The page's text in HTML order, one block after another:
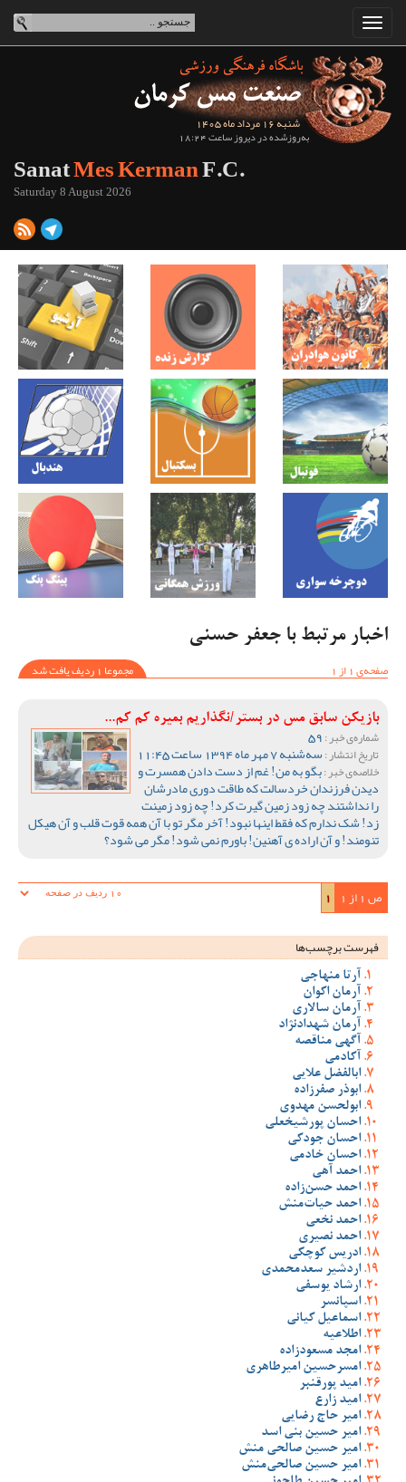
شنبه 16 مرداد ماه 1405
به‌روزشده در دیروز ساعت 18:24
SanatMes KermanF.C.
Saturday 8 August 2026
اخبار مرتبط با جعفر حسنی
صفحه‌ی 1 از 1
مجموعا 1 ردیف یافت شد
بازیکن سابق مس در بستر/نگذاریم بمیره کم کم...
شماره‌ی خبر :
تاریخ انتشار :سه‌شنبه 7 مهر ماه 1394 ساعت 11:45
خلاصه‌ی خبر :بگو به من! غم از دست دادن همسرت و
دیدن فرزندان خردسالت که طاقت دوری مادرشان
را نداشتند چه زود زمین گیرت کرد! چه زود زمینت
زد! شک ندارم که فقط اینها نبود! آخر مگر تو با آن همه قوت قلب و آن هیکل
تنومند! و آن اراده ی آهنین! باورم نمی شود! مگر می شود؟
ص 1 از 1 1
فهرست برچسب‌ها
آرتا منهاجی
آرمان اکوان
آرمان سالاری
آرمان شهدادنژاد
آگهی مناقصه
آکادمی
ابالفضل علایی
ابوذر صفرزاده
ابولحسن مهدوی
احسان پورشیخعلی
احسان جودکی
احسان خادمی
احمد آهی
احمد حسن‌زاده
احمد حیات‌منش
احمد نخعی
احمد نصیری
ادریس کوچکی
اردشیر سعدمحمدی
ارشاد یوسفی
اسپانسر
اسماعیل کیانی
اطلاعیه
امجد مسعودزاده
امسرحسین امیرطاهری
امید پورقنبر
امید زارع
امیر حاج رضایی
امیر حسین بنی اسد
امیر حسین صالحی منش
امیر حسین صالحی‌منش